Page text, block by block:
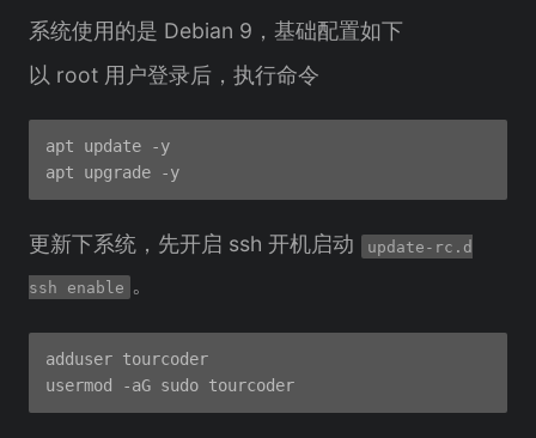
系统使用的是 Debian 9，基础配置如下
以 root 用户登录后，执行命令
apt update -y
更新下系统，先开启 ssh 开机启动 update-rc.d
ssh enable 。
adduser tourcoder